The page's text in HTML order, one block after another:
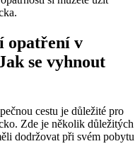
opatření v
se vyhnout
cestu je důležité pro
Zde je několik důležitých
dodržovat při svém pobytu